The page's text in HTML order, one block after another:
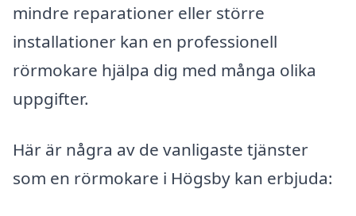
mindre reparationer eller större
installationer kan en professionell
rörmokare hjälpa dig med många olika
uppgifter.
Här är några av de vanligaste tjänster
som en rörmokare i Högsby kan erbjuda: